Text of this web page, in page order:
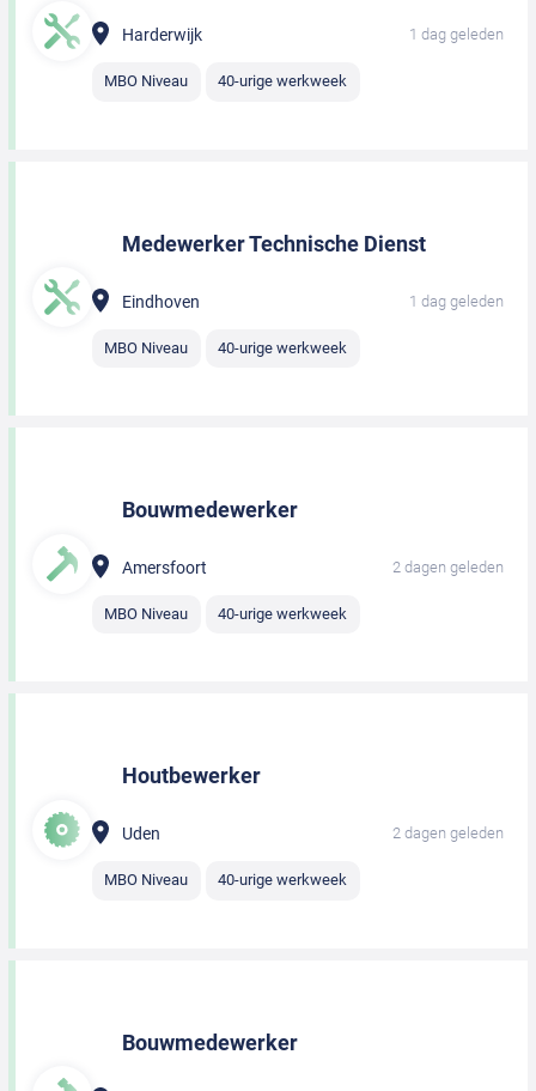
Harderwijk 1 dag geleden
MBO Niveau 40-urige werkweek
Medewerker Technische Dienst
Eindhoven 1 dag geleden
MBO Niveau 40-urige werkweek
Bouwmedewerker
Amersfoort 2 dagen geleden
MBO Niveau 40-urige werkweek
Houtbewerker
Uden 2 dagen geleden
MBO Niveau 40-urige werkweek
Bouwmedewerker